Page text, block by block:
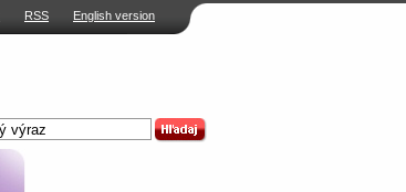
RSS English version